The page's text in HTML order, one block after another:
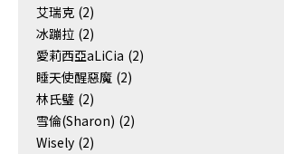
艾瑞克 (2)
冰蹦拉 (2)
愛莉西亞aLiCia (2)
睡天使醒惡魔 (2)
林氏璧 (2)
雪倫(Sharon) (2)
Wisely (2)